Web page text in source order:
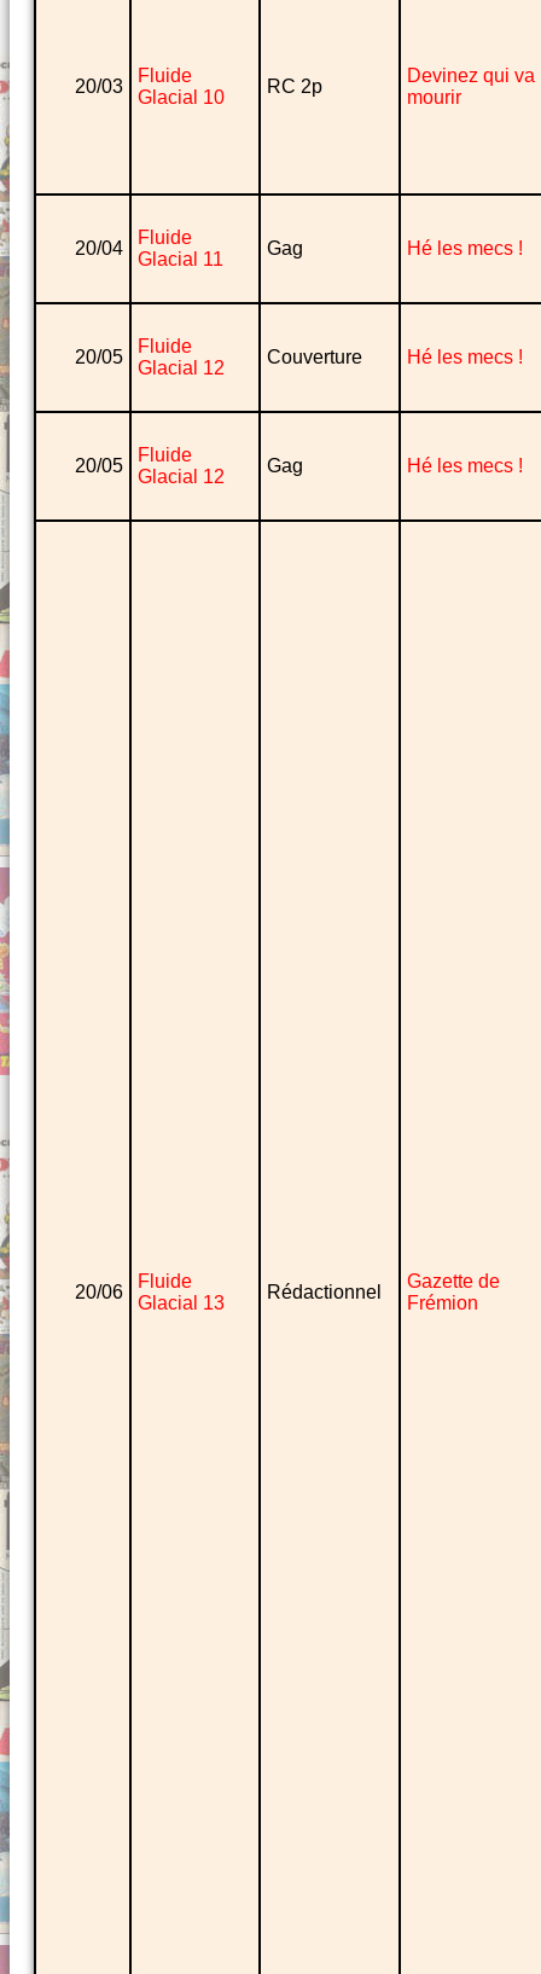
20/03
Fluide
Glacial 10
RC 2p
Devinez qui va
mourir
20/04
Fluide
Glacial 11
Gag Hé les mecs !
20/05
Fluide
Glacial 12
Couverture Hé les mecs !
20/05
Fluide
Glacial 12
Gag Hé les mecs !
20/06
Fluide
Glacial 13
Rédactionnel
Gazette de
Frémion